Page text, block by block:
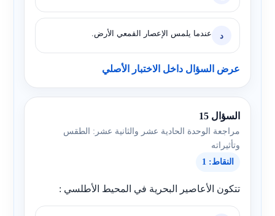
د عندما يلمس الإعصار القمعي الأرض.
عرض السؤال داخل الاختبار الأصلي
السؤال 15
مراجعة الوحدة الحادية عشر والثانية عشر: الطقس
وتأثيراته
النقاط: 1
تتكون الأعاصير البحرية في المحيط الأطلسي :